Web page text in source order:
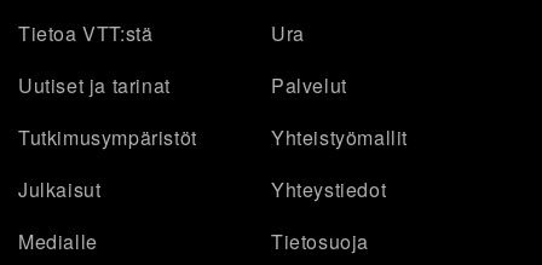
Tietoa VTT:stä
Ura
Uutiset ja tarinat
Palvelut
Tutkimusympäristöt
Yhteistyömallit
Julkaisut
Yhteystiedot
Medialle
Tietosuoja